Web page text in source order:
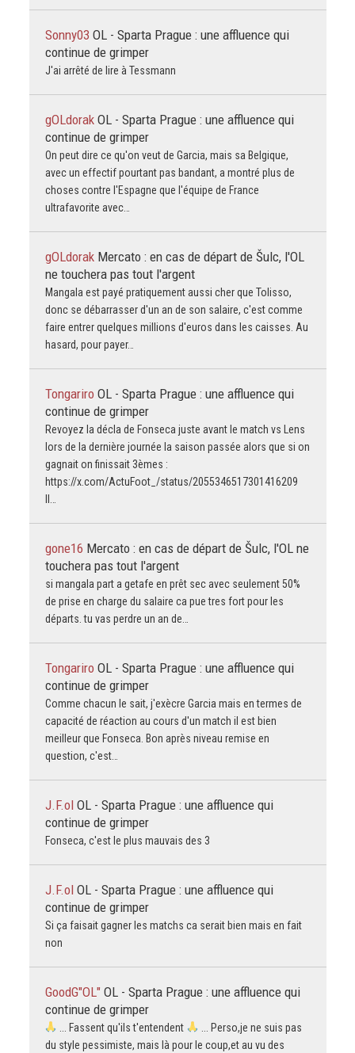
Sonny03 OL - Sparta Prague : une affluence qui
continue de grimper
J'ai arrêté de lire à Tessmann
gOLdorak OL - Sparta Prague : une affluence qui
continue de grimper
On peut dire ce qu'on veut de Garcia, mais sa Belgique,
avec un effectif pourtant pas bandant, a montré plus de
choses contre l'Espagne que l'équipe de France
ultrafavorite avec…
gOLdorak Mercato : en cas de départ de Šulc, l'OL
ne touchera pas tout l'argent
Mangala est payé pratiquement aussi cher que Tolisso,
donc se débarrasser d'un an de son salaire, c'est comme
faire entrer quelques millions d'euros dans les caisses. Au
hasard, pour payer…
Tongariro OL - Sparta Prague : une affluence qui
continue de grimper
Revoyez la décla de Fonseca juste avant le match vs Lens
lors de la dernière journée la saison passée alors que si on
gagnait on finissait 3èmes :
https://x.com/ActuFoot_/status/2055346517301416209
gone16 Mercato : en cas de départ de Šulc, l'OL ne
touchera pas tout l'argent
si mangala part a getafe en prêt sec avec seulement 50%
de prise en charge du salaire ca pue tres fort pour les
départs. tu vas perdre un an de…
Tongariro OL - Sparta Prague : une affluence qui
continue de grimper
Comme chacun le sait, j'exècre Garcia mais en termes de
capacité de réaction au cours d'un match il est bien
meilleur que Fonseca. Bon après niveau remise en
question, c'est…
J.F.ol OL - Sparta Prague : une affluence qui
continue de grimper
Fonseca, c'est le plus mauvais des 3
J.F.ol OL - Sparta Prague : une affluence qui
continue de grimper
Si ça faisait gagner les matchs ca serait bien mais en fait
non
GoodG"OL" OL - Sparta Prague : une affluence qui
continue de grimper
... Fassent qu'ils t'entendent
... Perso,je ne suis pas
du style pessimiste, mais là pour le coup,et au vu des